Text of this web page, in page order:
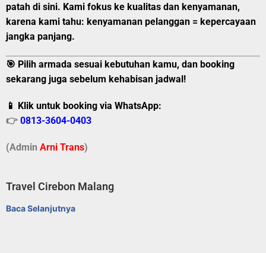
patah di sini. Kami fokus ke kualitas dan kenyamanan,
karena kami tahu: kenyamanan pelanggan = kepercayaan
jangka panjang.
🎯 Pilih armada sesuai kebutuhan kamu, dan booking
sekarang juga sebelum kehabisan jadwal!
📱 Klik untuk booking via WhatsApp:
👉 0813-3604-0403
(Admin Arni Trans)
Travel Cirebon Malang
Baca Selanjutnya